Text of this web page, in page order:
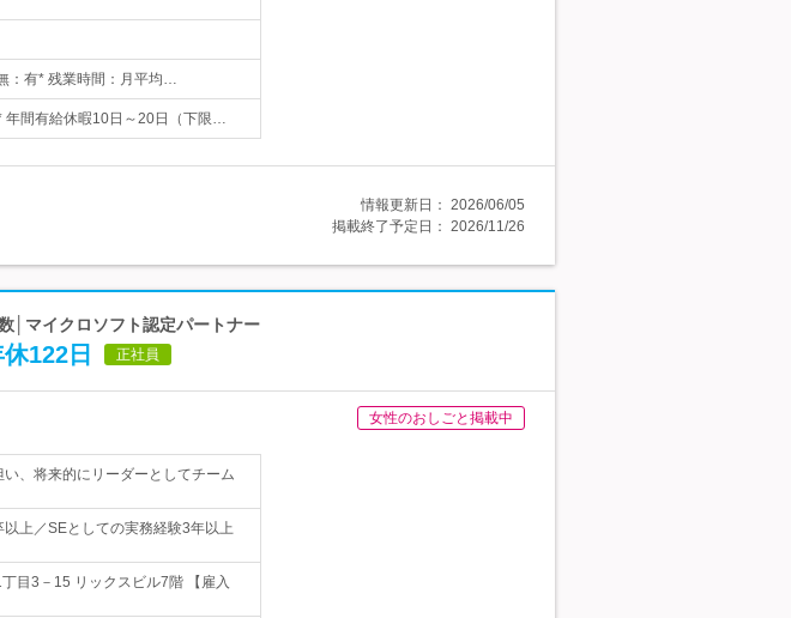
：有* 残業時間：月平均…
間有給休暇10日～20日（下限…
情報更新日： 2026/06/05
掲載終了予定日： 2026/11/26
│マイクロソフト認定パートナー
122日 正社員
女性のおしごと掲載中
、将来的にリーダーとしてチーム
上／SEとしての実務経験3年以上
目3－15 リックスビル7階 【雇入